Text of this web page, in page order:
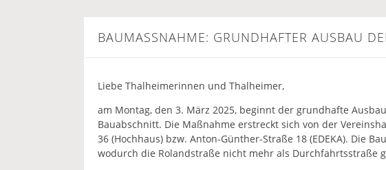
BAUMASSNAHME: GRUNDHAFTER AUSBAU
Liebe Thalheimerinnen und Thalheimer,
am Montag, den 3. März 2025, beginnt der grundhafte
Bauabschnitt. Die Maßnahme erstreckt sich von der
36 (Hochhaus) bzw. Anton-Günther-Straße 18 (EDEKA). Die
wodurch die Rolandstraße nicht mehr als Durchfahrtsstraße